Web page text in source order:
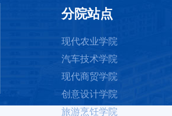
分院站点
现代农业学院
汽车技术学院
现代商贸学院
创意设计学院
旅游烹饪学院